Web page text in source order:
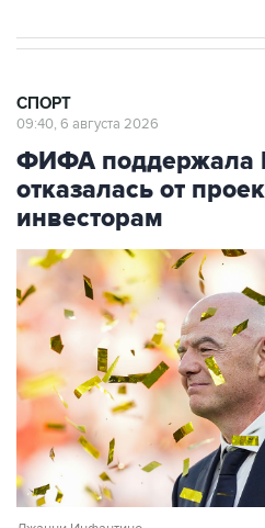
СПОРТ
09:40, 6 августа 2026
ФИФА поддержала
отказалась от
инвесторам